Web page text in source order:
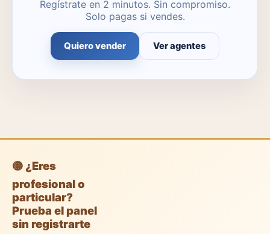
Regístrate en 2 minutos. Sin compromiso.
Solo pagas si vendes.
Quiero vender Ver agentes
🟡 ¿Eres
profesional o
particular?
Prueba el panel
sin registrarte